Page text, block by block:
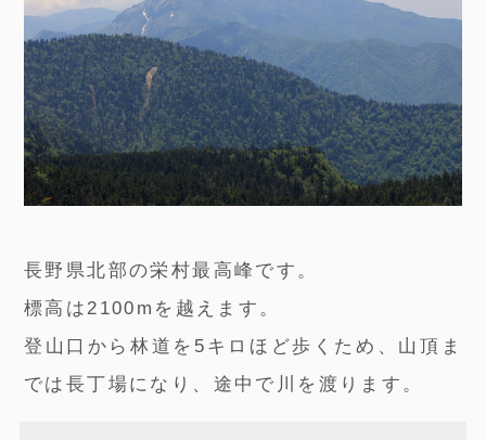
長野県北部の栄村最高峰です。
標高は2100mを越えます。
登山口から林道を5キロほど歩くため、山頂ま
では長丁場になり、途中で川を渡ります。